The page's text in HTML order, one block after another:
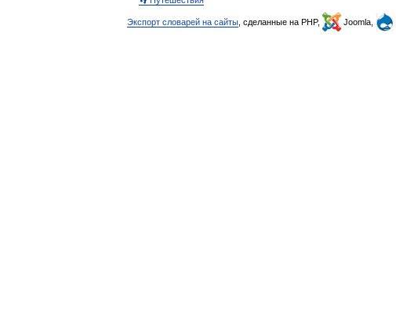
Экспорт словарей на сайты , сделанные на PHP, Joomla,